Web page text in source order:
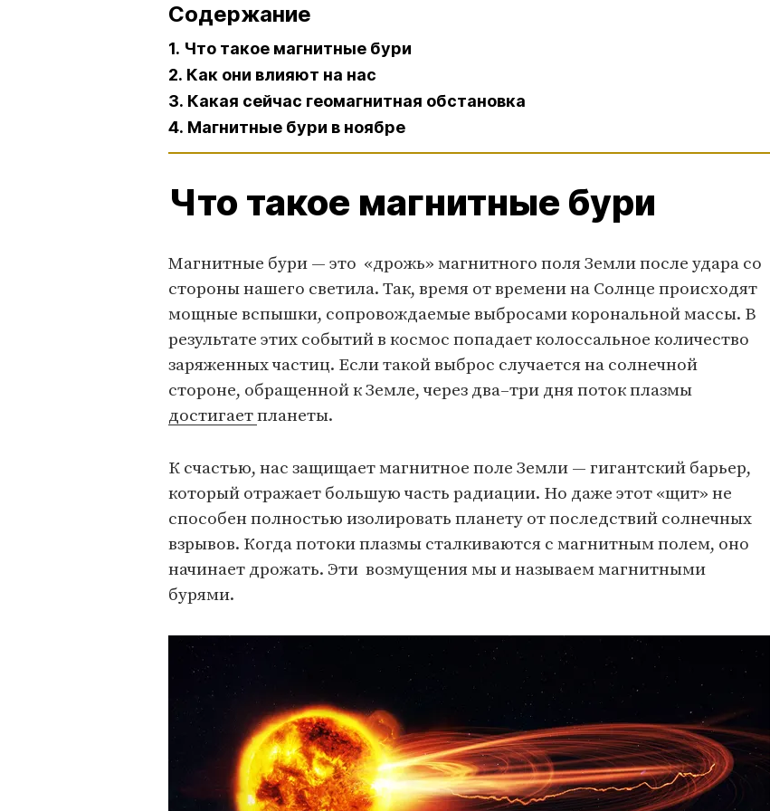
Содержание
1. Что такое магнитные бури
2. Как они влияют на нас
3. Какая сейчас геомагнитная обстановка
4. Магнитные бури в ноябре
Что такое магнитные бури
Магнитные бури — это «дрожь» магнитного поля Земли после удара со
стороны нашего светила. Так, время от времени на Солнце происходят
мощные вспышки, сопровождаемые выбросами корональной массы. В
результате этих событий в космос попадает колоссальное количество
заряженных частиц. Если такой выброс случается на солнечной
стороне, обращенной к Земле, через два–три дня поток плазмы
достигаетпланеты.
К счастью, нас защищает магнитное поле Земли — гигантский барьер,
который отражает большую часть радиации. Но даже этот «щит» не
способен полностью изолировать планету от последствий солнечных
взрывов. Когда потоки плазмы сталкиваются с магнитным полем, оно
начинает дрожать. Эти возмущения мы и называем магнитными
бурями.